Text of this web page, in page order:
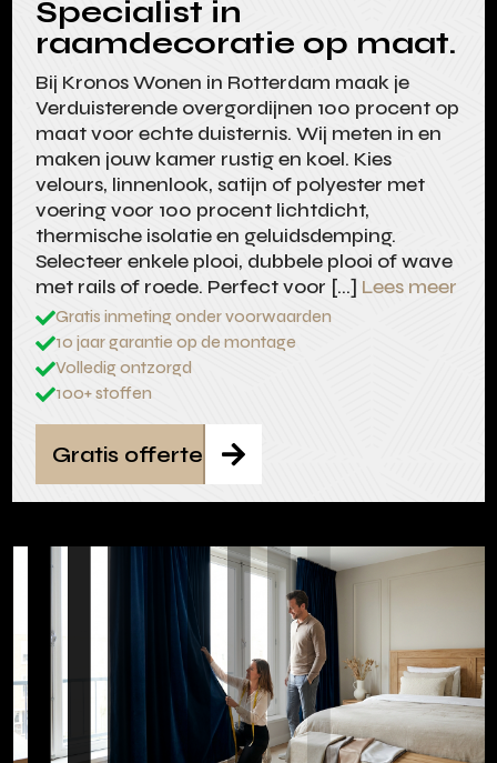
Specialist in
raamdecoratie op maat.
Bij Kronos Wonen in Rotterdam maak je
Verduisterende overgordijnen 100 procent op
maat voor echte duisternis. Wij meten in en
maken jouw kamer rustig en koel. Kies
velours, linnenlook, satijn of polyester met
voering voor 100 procent lichtdicht,
thermische isolatie en geluidsdemping.
Selecteer enkele plooi, dubbele plooi of wave
met rails of roede. Perfect voor […] Lees meer
Gratis inmeting onder voorwaarden
10 jaar garantie op de montage
Volledig ontzorgd
100+ stoffen

Gratis offerte